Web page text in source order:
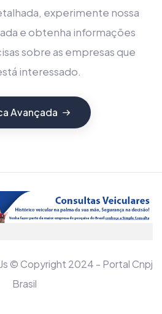
experimente nossa
e obtenha informações
sobre as empresas que
interessado.
Avançada
© Copyright 2024 - Portal Cnpj
Brasil